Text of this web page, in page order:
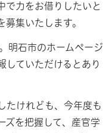
で力をお借りしたいと
集いたします。
明石市のホームページ
していただけるとあり
たけれども、今年度も
ズを把握して、産官学